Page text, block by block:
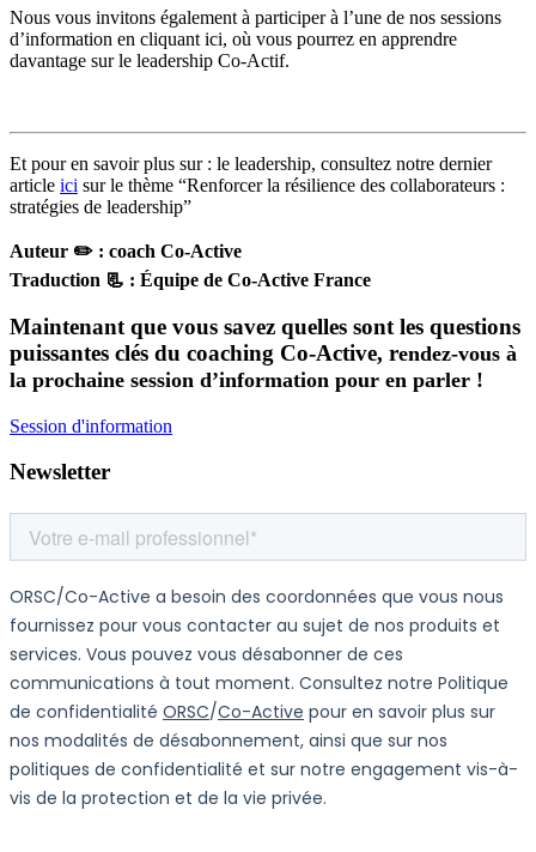
Nous vous invitons également à participer à l’une de nos sessions
d’information en cliquant ici, où vous pourrez en apprendre
davantage sur le leadership Co-Actif.
Et pour en savoir plus sur : le leadership, consultez notre dernier
article ici sur le thème “Renforcer la résilience des collaborateurs :
stratégies de leadership”
Auteur ✏️ : coach Co-Active
Traduction 📃 : Équipe de Co-Active France
Maintenant que vous savez quelles sont les questions
puissantes clés du coaching Co-Active, rendez-vous à
la prochaine session d’information pour en parler !
Session d'information
Newsletter